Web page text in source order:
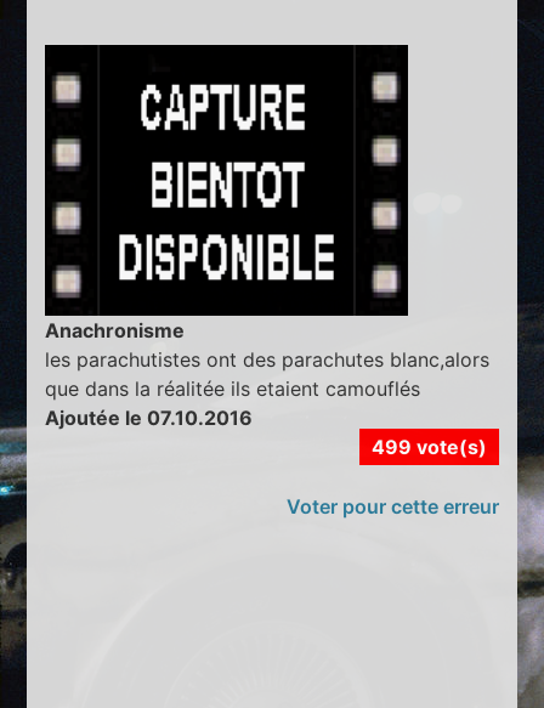
Anachronisme
les parachutistes ont des parachutes blanc,alors
que dans la réalitée ils etaient camouflés
Ajoutée le 07.10.2016
499 vote(s)
Voter pour cette erreur